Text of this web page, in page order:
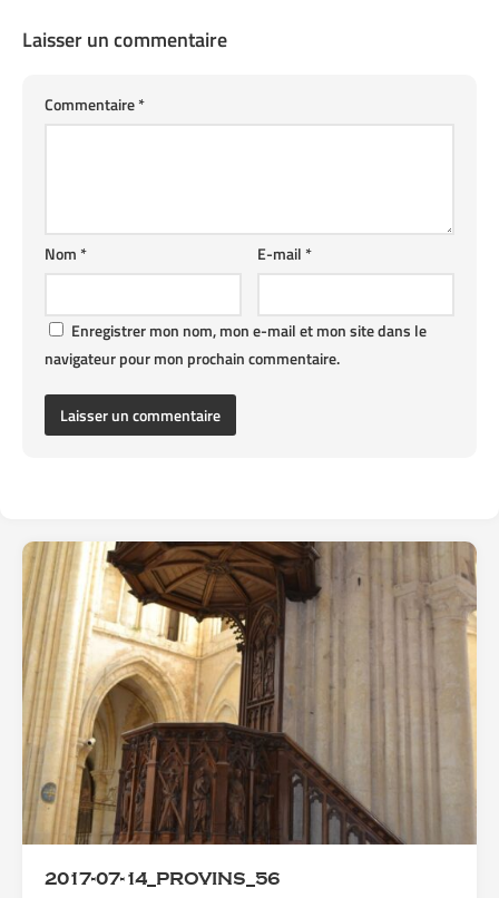
Laisser un commentaire
Commentaire*
E-mail*
Nom*
Enregistrer mon nom, mon e-mail et mon site dans le
navigateur pour mon prochain commentaire.
2017-07-14_PROVINS_56